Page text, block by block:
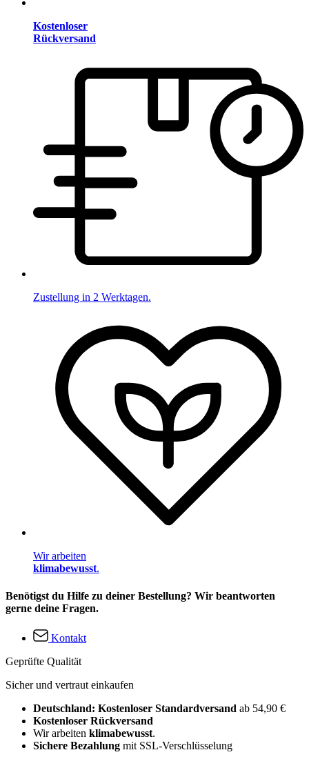
Kostenloser
Rückversand
Zustellung in 2 Werktagen.
Wir arbeiten
klimabewusst.
Benötigst du Hilfe zu deiner Bestellung? Wir beantworten
gerne deine Fragen.
Kontakt
Geprüfte Qualität
Sicher und vertraut einkaufen
Deutschland: Kostenloser Standardversand ab 54,90 €
Kostenloser Rückversand
Wir arbeiten klimabewusst.
Sichere Bezahlung mit SSL-Verschlüsselung